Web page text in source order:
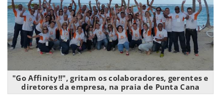
"Go Affinity!!", gritam os colaboradores, gerentes e
diretores da empresa, na praia de Punta Cana